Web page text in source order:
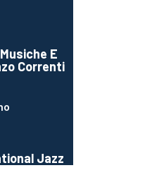
E
Correnti
Jazz